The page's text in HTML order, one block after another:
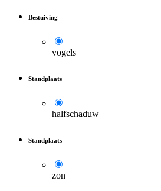
Bestuiving
vogels
Standplaats
halfschaduw
Standplaats
zon